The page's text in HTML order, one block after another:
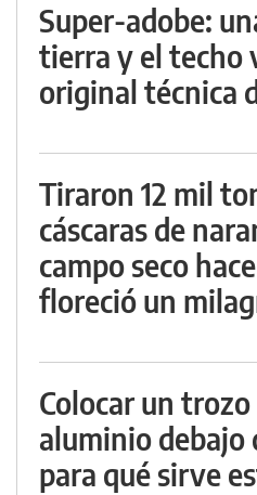
Super-adobe:
tierra y el techo
original técnica
Tiraron 12 mil
cáscaras de
campo seco
floreció un
Colocar un
aluminio debajo
para qué sirve